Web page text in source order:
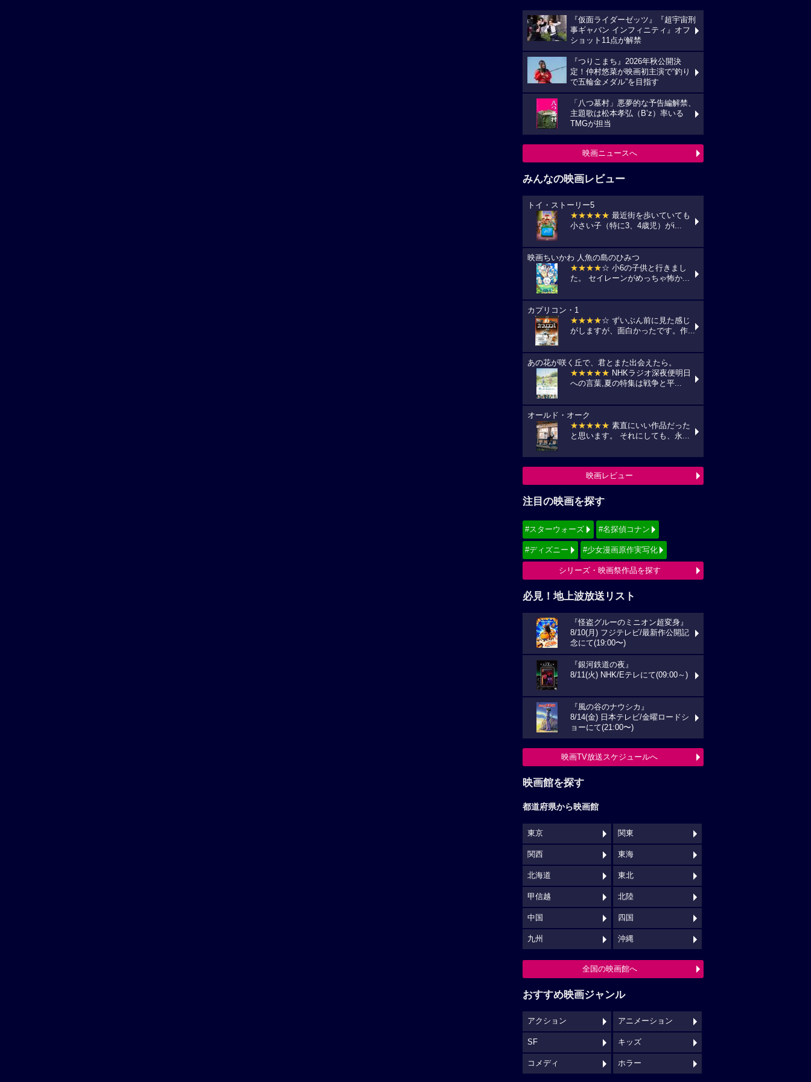
『仮面ライダーゼッツ』『超宇宙刑
事ギャバン インフィニティ』オフ
ショット11点が解禁
『つりこまち』2026年秋公開決
定！仲村悠菜が映画初主演で“釣り
で五輪金メダル”を目指す
「八つ墓村」悪夢的な予告編解禁、
主題歌は松本孝弘（B’z）率いる
TMGが担当
映画ニュースへ
みんなの映画レビュー
トイ・ストーリー5
★★★★★ 最近街を歩いていても
小さい子（特に3、4歳児）がi...
映画ちいかわ 人魚の島のひみつ
★★★★☆ 小6の子供と行きまし
た。 セイレーンがめっちゃ怖か...
カプリコン・1
★★★★☆ ずいぶん前に見た感じ
がしますが、面白かったです。作...
あの花が咲く丘で、君とまた出会えたら。
★★★★★ NHKラジオ深夜便明日
への言葉,夏の特集は戦争と平...
オールド・オーク
★★★★★ 素直にいい作品だった
と思います。 それにしても、永...
映画レビュー
注目の映画を探す
#スターウォーズ #名探偵コナン
#ディズニー #少女漫画原作実写化
シリーズ・映画祭作品を探す
必見！地上波放送リスト
『怪盗グルーのミニオン超変身』
8/10(月) フジテレビ/最新作公開記
念にて(19:00〜)
『銀河鉄道の夜』
8/11(火) NHK/Eテレにて(09:00～)
『風の谷のナウシカ』
8/14(金) 日本テレビ/金曜ロードシ
ョーにて(21:00〜)
映画TV放送スケジュールへ
映画館を探す
都道府県から映画館
東京 関東
関西 東海
北海道 東北
甲信越 北陸
中国 四国
九州 沖縄
全国の映画館へ
おすすめ映画ジャンル
アクション アニメーション
SF キッズ
コメディ ホラー